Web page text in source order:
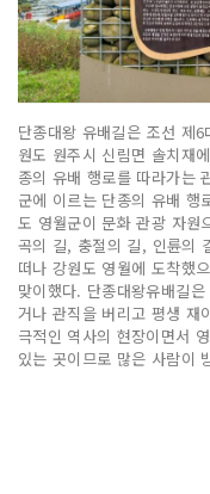
단종대왕 유배길은 조선 제
원도 원주시 신림면 솔치재
종의 유배 행로를 따라가는
군에 이르는 단종의 유배 행
도 영월군이 문화 관광 자원
곡의 길, 충절의 길, 인륜의
떠나 강원도 영월에 도착했
맞이했다. 단종대왕유배길
거나 관직을 버리고 평생 재
극적인 역사의 현장이면서
있는 곳이므로 많은 사람이